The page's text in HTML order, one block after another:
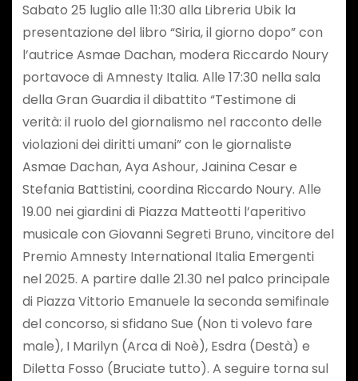
Sabato 25 luglio alle 11:30 alla Libreria Ubik la
presentazione del libro “Siria, il giorno dopo” con
l’autrice Asmae Dachan, modera Riccardo Noury
portavoce di Amnesty Italia. Alle 17:30 nella sala
della Gran Guardia il dibattito “Testimone di
verità: il ruolo del giornalismo nel racconto delle
violazioni dei diritti umani” con le giornaliste
Asmae Dachan, Aya Ashour, Jainina Cesar e
Stefania Battistini, coordina Riccardo Noury. Alle
19.00 nei giardini di Piazza Matteotti l’aperitivo
musicale con Giovanni Segreti Bruno, vincitore del
Premio Amnesty International Italia Emergenti
nel 2025. A partire dalle 21.30 nel palco principale
di Piazza Vittorio Emanuele la seconda semifinale
del concorso, si sfidano Sue (Non ti volevo fare
male), I Marilyn (Arca di Noè), Esdra (Destà) e
Diletta Fosso (Bruciate tutto). A seguire torna sul